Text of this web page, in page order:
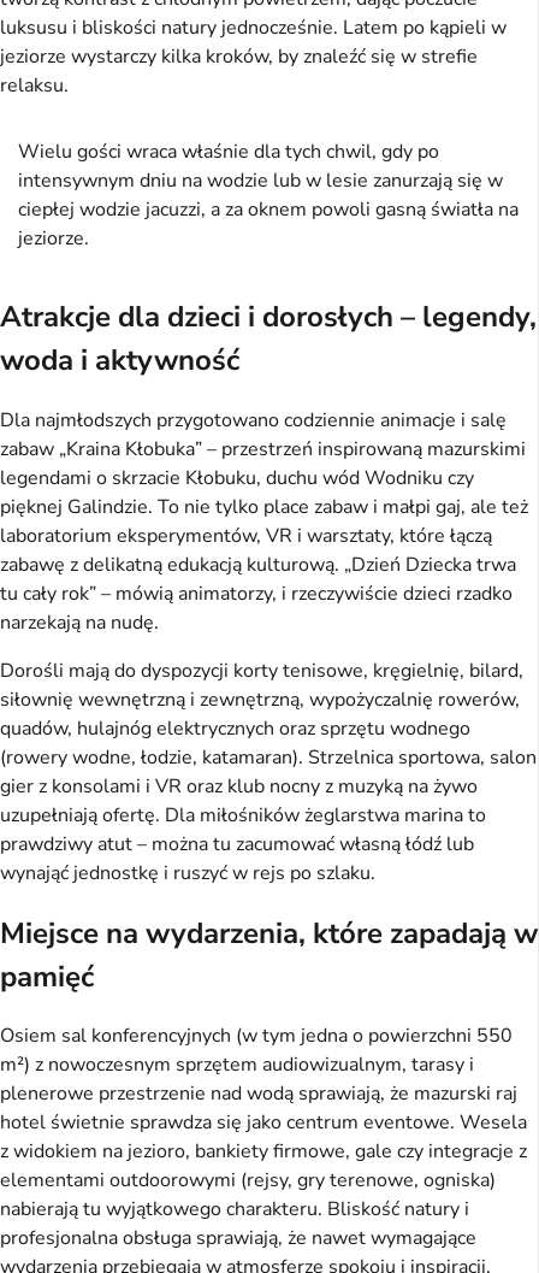
luksusu i bliskości natury jednocześnie. Latem po kąpieli w
jeziorze wystarczy kilka kroków, by znaleźć się w strefie
relaksu.
Wielu gości wraca właśnie dla tych chwil, gdy po
intensywnym dniu na wodzie lub w lesie zanurzają się w
ciepłej wodzie jacuzzi, a za oknem powoli gasną światła na
jeziorze.
Atrakcje dla dzieci i dorosłych – legendy,
woda i aktywność
Dla najmłodszych przygotowano codziennie animacje i salę
zabaw „Kraina Kłobuka” – przestrzeń inspirowaną mazurskimi
legendami o skrzacie Kłobuku, duchu wód Wodniku czy
pięknej Galindzie. To nie tylko place zabaw i małpi gaj, ale też
laboratorium eksperymentów, VR i warsztaty, które łączą
zabawę z delikatną edukacją kulturową. „Dzień Dziecka trwa
tu cały rok” – mówią animatorzy, i rzeczywiście dzieci rzadko
narzekają na nudę.
Dorośli mają do dyspozycji korty tenisowe, kręgielnię, bilard,
siłownię wewnętrzną i zewnętrzną, wypożyczalnię rowerów,
quadów, hulajnóg elektrycznych oraz sprzętu wodnego
(rowery wodne, łodzie, katamaran). Strzelnica sportowa, salon
gier z konsolami i VR oraz klub nocny z muzyką na żywo
uzupełniają ofertę. Dla miłośników żeglarstwa marina to
prawdziwy atut – można tu zacumować własną łódź lub
wynająć jednostkę i ruszyć w rejs po szlaku.
Miejsce na wydarzenia, które zapadają w
pamięć
Osiem sal konferencyjnych (w tym jedna o powierzchni 550
m²) z nowoczesnym sprzętem audiowizualnym, tarasy i
plenerowe przestrzenie nad wodą sprawiają, że mazurski raj
hotel świetnie sprawdza się jako centrum eventowe. Wesela
z widokiem na jezioro, bankiety firmowe, gale czy integracje z
elementami outdoorowymi (rejsy, gry terenowe, ogniska)
nabierają tu wyjątkowego charakteru. Bliskość natury i
profesjonalna obsługa sprawiają, że nawet wymagające
wydarzenia przebiegają w atmosferze spokoju i inspiracji.